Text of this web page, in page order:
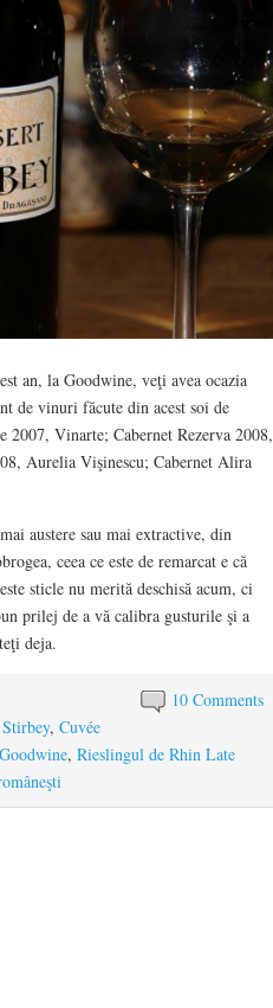
an, la Goodwine, veţi avea ocazia
de vinuri făcute din acest soi de
Vinarte; Cabernet Rezerva 2008,
Aurelia Vişinescu; Cabernet Alira
austere sau mai extractive, din
ceea ce este de remarcat e că
sticle nu merită deschisă acum, ci
prilej de a vă calibra gusturile şi a
deja.
10 Comments
, Cuvée
Goodwine, Rieslingul de Rhin Late